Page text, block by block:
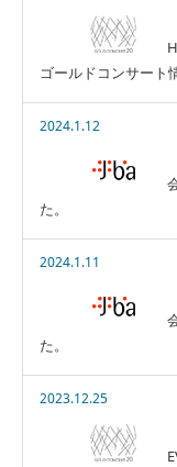
ゴールドコンサート
2024.1.12
た。
2024.1.11
た。
2023.12.25